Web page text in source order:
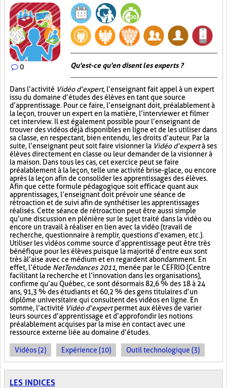
0 Qu'est-ce qu'en disent les experts ?
Dans l’activité Vidéo d’expert, l’enseignant fait appel à un expert
issu du domaine d’études des élèves en tant que source
d’apprentissage. Pour ce faire, l’enseignant doit, préalablement à
la leçon, trouver un expert en la matière, l’interviewer et filmer
cet interview. Il est également possible pour l’enseignant de
trouver des vidéos déjà disponibles en ligne et de les utiliser dans
sa classe, en respectant, bien entendu, les droits d’auteur. Par la
suite, l’enseignant peut soit faire visionner la Vidéo d’expertà ses
élèves directement en classe ou leur demander de la visionner à
la maison. Dans tous les cas, cet exercice peut se faire
préalablement à la leçon, telle une activité brise-glace, ou encore
après la leçon afin de consolider les apprentissages des élèves.
Afin que cette formule pédagogique soit efficace quant aux
apprentissages, l’enseignant doit prévoir une séance de
rétroaction et de suivi afin de synthétiser les apprentissages
réalisés. Cette séance de rétroaction peut être aussi simple
qu’une discussion en plénière sur le sujet traité dans la vidéo ou
encore un travail à réaliser en lien avec la vidéo (travail de
recherche, questionnaire à remplir, questions d’examen, etc.).
Utiliser les vidéos comme source d’apprentissage peut être très
bénéfique pour les élèves puisque la majorité d’entre eux sont
très à l’aise avec ce médium et en regardent abondamment. En
effet, l’étude NetTendances 2011, menée par le CEFRIO (Centre
facilitant la recherche et l’innovation dans les organisations),
confirme qu’au Québec, ce sont désormais 82,6 % des 18 à 24
ans, 91,3 % des étudiants et 60,2 % des gens titulaires d’un
diplôme universitaire qui consultent des vidéos en ligne. En
somme, l’activité Vidéo d’expertpermet aux élèves de varier
leurs sources d’apprentissage et d’approfondir les notions
préalablement acquises par la mise en contact avec une
ressource externe liée au domaine d’études.
Vidéos (2) Expérience (10) Outil technologique (3)
LES INDICES